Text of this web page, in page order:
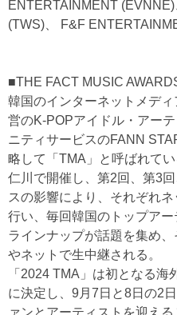
ENTERTAINMENT
(TWS)、 F&F
■THE FACT MUSIC
韓国のインターネットメデ
営のK-POPアイドル・アー
ニティサービスのFANN
略して「TMA」と呼ばれて
仁川で開催し、第2回、第3
スの影響により、それぞれ
行い、毎回韓国のトップア
ラインナップが話題を集め
やネットで生中継される。
「2024 TMA」は初となる
に決定し、9月7日と8日の2
ァンとアーティストを迎える